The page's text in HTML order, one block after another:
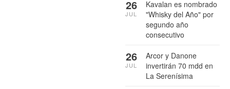
Kavalan es nombrado
"Whisky del Año" por
segundo año
consecutivo
26
JUL
Arcor y Danone
invertirán 70 mdd en
La Serenísima
26
JUL